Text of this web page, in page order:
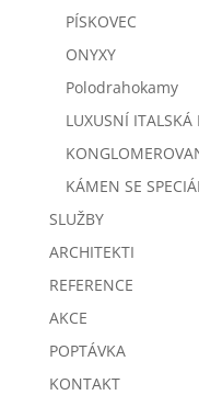
PÍSKOVEC
ONYXY
Polodrahokamy
LUXUSNÍ ITALSKÁ
KÁMEN SE
SLUŽBY
ARCHITEKTI
REFERENCE
AKCE
POPTÁVKA
KONTAKT